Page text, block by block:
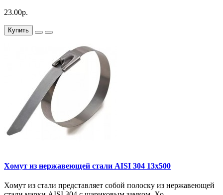
23.00р.
Купить
Хомут из нержавеющей стали AISI 304 13х500
Хомут из стали представляет собой полоску из нержавеющей